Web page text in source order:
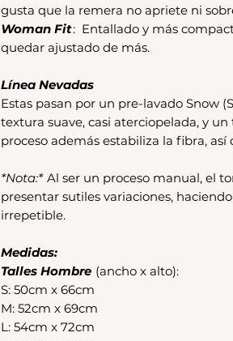
gusta que la remera no apriete ni
Woman Fit: Entallado y más
quedar ajustado de más.
Línea Nevadas
Estas pasan por un pre-lavado Snow
textura suave, casi aterciopelada, y
proceso además estabiliza la fibra, así
*Nota:* Al ser un proceso manual, el
presentar sutiles variaciones,
irrepetible.
Medidas:
Talles Hombre (ancho x alto):
S: 50cm x 66cm
M: 52cm x 69cm
L: 54cm x 72cm